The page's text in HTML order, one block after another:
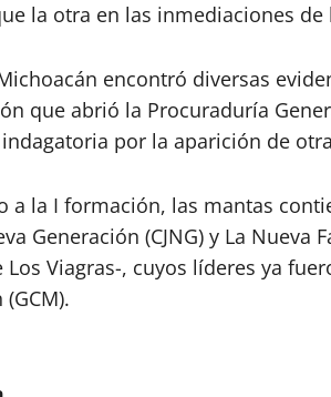
la otra en las inmediaciones
encontró diversas
que abrió la Procuraduría
por la aparición de
a la I formación, las mantas
Generación (CJNG) y La
Los Viagras-, cuyos líderes ya